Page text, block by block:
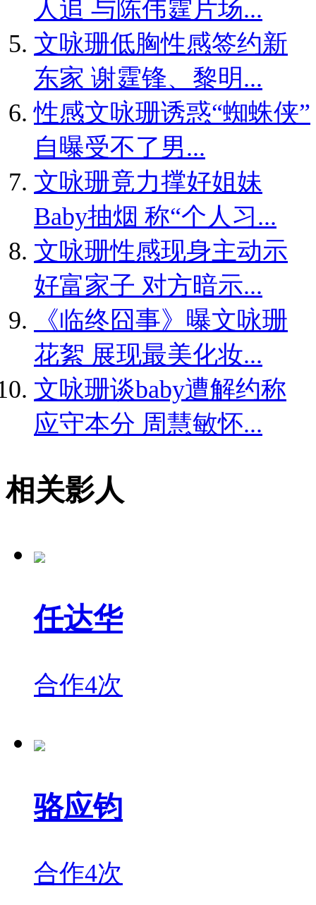
人追 与陈伟霆片场...
文咏珊低胸性感签约新
东家 谢霆锋、黎明...
性感文咏珊诱惑“蜘蛛侠”
自曝受不了男...
文咏珊竟力撑好姐妹
Baby抽烟 称“个人习...
文咏珊性感现身主动示
好富家子 对方暗示...
《临终囧事》曝文咏珊
花絮 展现最美化妆...
文咏珊谈baby遭解约称
应守本分 周慧敏怀...
相关影人
任达华
合作4次
骆应钧
合作4次